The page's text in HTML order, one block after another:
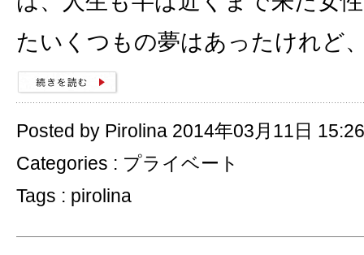
たいくつもの夢はあったけれど
Posted by Pirolina 2014年03月11日 15:26
Categories : プライベート
Tags : pirolina